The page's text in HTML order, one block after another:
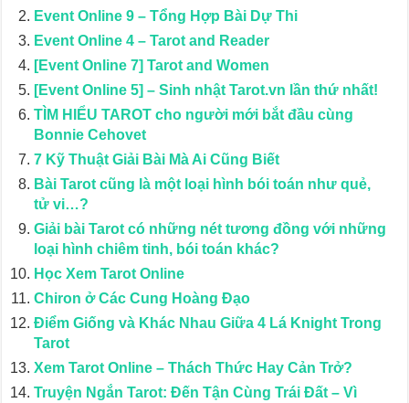
Event Online 9 – Tổng Hợp Bài Dự Thi
Event Online 4 – Tarot and Reader
[Event Online 7] Tarot and Women
[Event Online 5] – Sinh nhật Tarot.vn lần thứ nhất!
TÌM HIỂU TAROT cho người mới bắt đầu cùng
Bonnie Cehovet
7 Kỹ Thuật Giải Bài Mà Ai Cũng Biết
Bài Tarot cũng là một loại hình bói toán như quẻ,
tử vi…?
Giải bài Tarot có những nét tương đồng với những
loại hình chiêm tinh, bói toán khác?
Học Xem Tarot Online
Chiron ở Các Cung Hoàng Đạo
Điểm Giống và Khác Nhau Giữa 4 Lá Knight Trong
Tarot
Xem Tarot Online – Thách Thức Hay Cản Trở?
Truyện Ngắn Tarot: Đến Tận Cùng Trái Đất – Vì